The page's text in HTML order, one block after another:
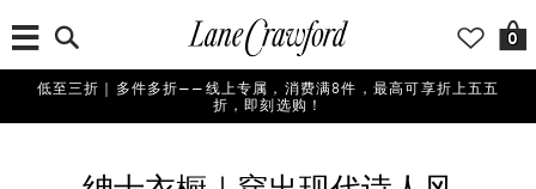
0
低至三折｜多件多折——线上专属，消费满8件，最高可享折上五五
折，即刻选购！